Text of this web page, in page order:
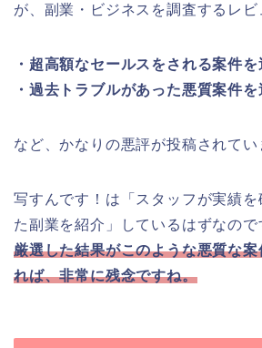
が、副業・ビジネスを調査するレ
・超高額なセールスをされる案件を
・過去トラブルがあった悪質案件を
など、かなりの悪評が投稿されてい
写すんです！は「スタッフが実績を
た副業を紹介」しているはずなので
厳選した結果がこのような悪質な
れば、非常に残念ですね。